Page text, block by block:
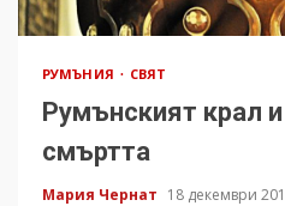
РУМЪНИЯ СВЯТ
Румънският крал
смъртта
Мария Чернат 18 декември